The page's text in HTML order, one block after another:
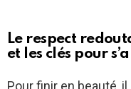
Le respect
et les clés pour
Pour finir en beauté,